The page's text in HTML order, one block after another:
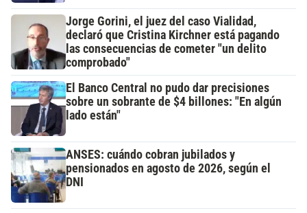
Jorge Gorini, el juez del caso Vialidad,
declaró que Cristina Kirchner está pagando
las consecuencias de cometer "un delito
comprobado"
El Banco Central no pudo dar precisiones
sobre un sobrante de $4 billones: "En algún
lado están"
ANSES: cuándo cobran jubilados y
pensionados en agosto de 2026, según el
DNI